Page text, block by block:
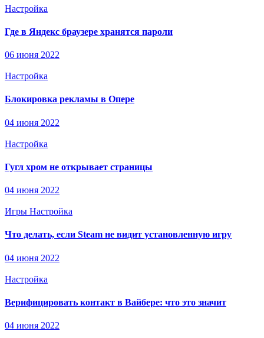
Настройка
Где в Яндекс браузере хранятся пароли
06 июня 2022
Настройка
Блокировка рекламы в Опере
04 июня 2022
Настройка
Гугл хром не открывает страницы
04 июня 2022
Игры Настройка
Что делать, если Steam не видит установленную игру
04 июня 2022
Настройка
Верифицировать контакт в Вайбере: что это значит
04 июня 2022